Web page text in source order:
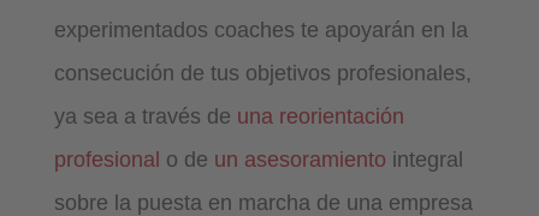
experimentados coaches te apoyarán en la
consecución de tus objetivos profesionales,
ya sea a través de una reorientación
profesional o de un asesoramiento integral
sobre la puesta en marcha de una empresa